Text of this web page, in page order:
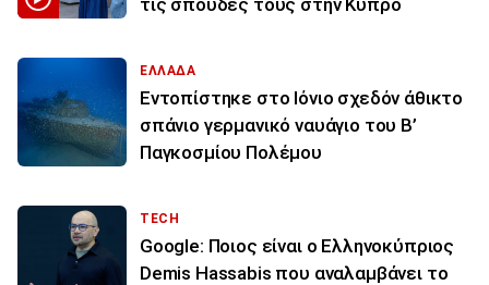
ΕΛΛΑΔΑ
Εντοπίστηκε στο Ιόνιο σχεδόν άθικτο
σπάνιο γερμανικό ναυάγιο του Β’
Παγκοσμίου Πολέμου
TECH
Google: Ποιος είναι ο Ελληνοκύπριος
Demis Hassabis που αναλαμβάνει το